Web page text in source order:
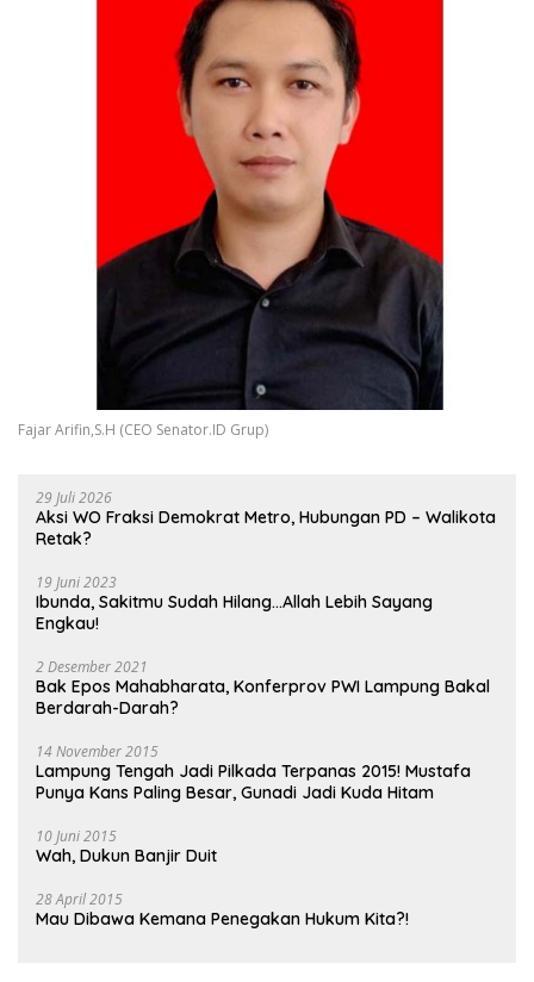
Fajar Arifin,S.H (CEO Senator.ID Grup)
29 Juli 2026
Aksi WO Fraksi Demokrat Metro, Hubungan PD – Walikota
Retak?
19 Juni 2023
Ibunda, Sakitmu Sudah Hilang…Allah Lebih Sayang
Engkau!
2 Desember 2021
Bak Epos Mahabharata, Konferprov PWI Lampung Bakal
Berdarah-Darah?
14 November 2015
Lampung Tengah Jadi Pilkada Terpanas 2015! Mustafa
Punya Kans Paling Besar, Gunadi Jadi Kuda Hitam
10 Juni 2015
Wah, Dukun Banjir Duit
28 April 2015
Mau Dibawa Kemana Penegakan Hukum Kita?!